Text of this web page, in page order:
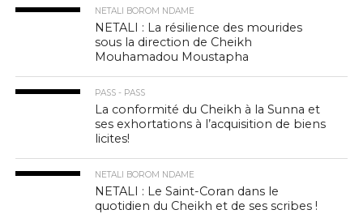
NETALI BOROM NDAME
NETALI : La résilience des mourides
sous la direction de Cheikh
Mouhamadou Moustapha
PASS - PASS
La conformité du Cheikh à la Sunna et
ses exhortations à l’acquisition de biens
licites!
NETALI BOROM NDAME
NETALI : Le Saint-Coran dans le
quotidien du Cheikh et de ses scribes !